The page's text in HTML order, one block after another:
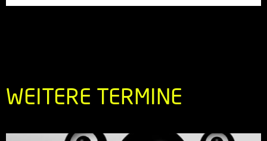
WEITERE TERMINE